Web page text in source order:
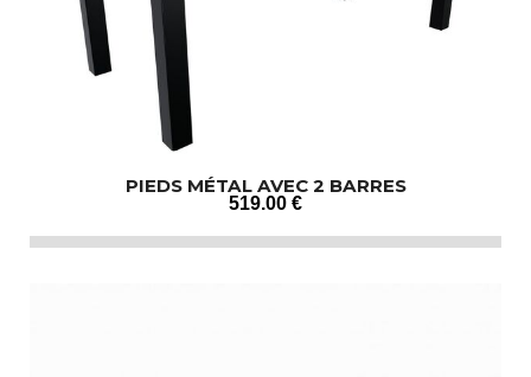
PIEDS MÉTAL AVEC 2 BARRES
519.00 €